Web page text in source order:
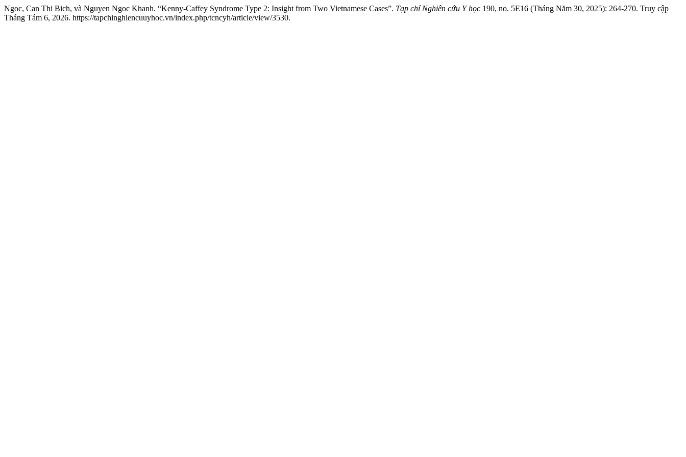
Ngoc, Can Thi Bich, và Nguyen Ngoc Khanh. “Kenny-Caffey Syndrome Type 2: Insight from Two Vietnamese Cases”. Tạp chí Nghiên cứu Y học 190, no. 5E16 (Tháng Năm 30, 2025): 264-270. Truy cập
Tháng Tám 6, 2026. https://tapchinghiencuuyhoc.vn/index.php/tcncyh/article/view/3530.